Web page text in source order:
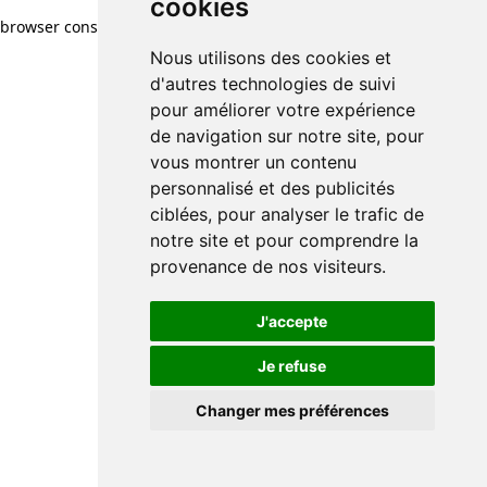
cookies
Nous utilisons des cookies et
d'autres technologies de suivi
pour améliorer votre expérience
de navigation sur notre site, pour
vous montrer un contenu
personnalisé et des publicités
ciblées, pour analyser le trafic de
notre site et pour comprendre la
provenance de nos visiteurs.
J'accepte
Je refuse
Changer mes préférences
browser console for more information)